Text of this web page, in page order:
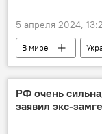
5 апреля 2024,
В мире
РФ очень
заявил экс-